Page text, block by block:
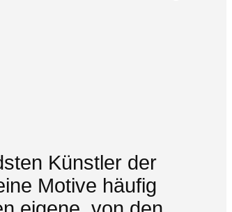
Künstler der
Motive häufig